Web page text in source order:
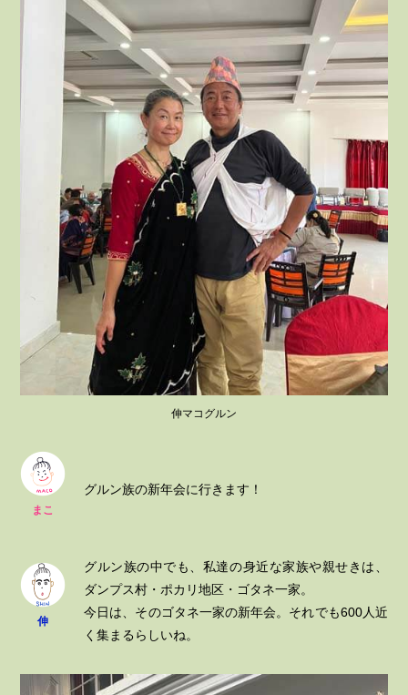
伸マコグルン
まこ
グルン族の新年会に行きます！
伸
グルン族の中でも、私達の身近な家族や親せきは、
ダンプス村・ポカリ地区・ゴタネ一家。
今日は、そのゴタネ一家の新年会。それでも600人近
く集まるらしいね。